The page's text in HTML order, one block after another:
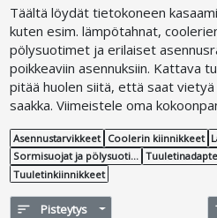
Täältä löydät tietokoneen
kuten esim. lämpötahnat,
pölysuotimet ja erilaiset
poikkeaviin asennuksiin. Kattava
pitää huolen siitä, että saat
saakka. Viimeistele oma
Asennustarvikkeet Coolerin kiinnikkeet
Sormisuojat ja pölysuotimet
Tuuletinkiinnikkeet
sort Pisteytys